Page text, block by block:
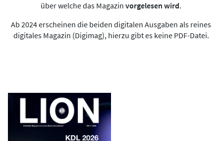
über welche das Magazin vorgelesen wird.
Ab 2024 erscheinen die beiden digitalen Ausgaben als reines
digitales Magazin (Digimag), hierzu gibt es keine PDF-Datei.